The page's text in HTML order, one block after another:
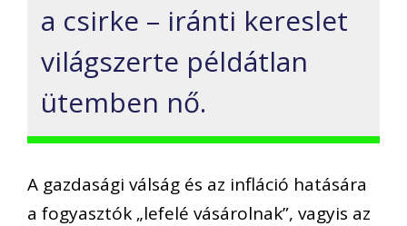
a csirke – iránti kereslet
világszerte példátlan
ütemben nő.
A gazdasági válság és az infláció hatására
a fogyasztók „lefelé vásárolnak”, vagyis az